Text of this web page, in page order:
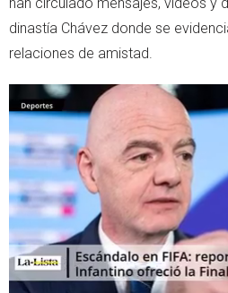
p
dinastía Chávez donde se
relaciones de amistad.